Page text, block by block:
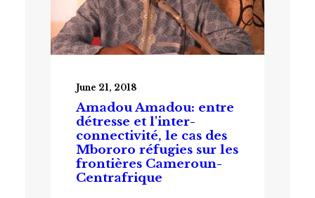
June 21, 2018
Amadou Amadou: entre
détresse et l'inter-
connectivité, le cas des
Mbororo réfugies sur les
frontières Cameroun-
Centrafrique